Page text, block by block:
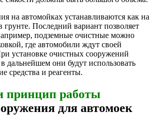
на автомойках устанавливаются как на
грунте. Последний вариант позволяет
подземные очистные можно
где автомобили ждут своей
установке очистных сооружений
дальнейшем они будут использовать
средства и реагенты.
принцип работы
для автомоек